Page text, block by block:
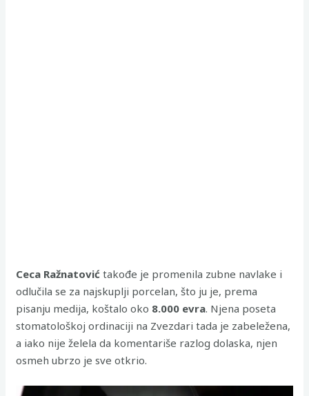
Ceca Ražnatović takođe je promenila zubne navlake i
odlučila se za najskuplji porcelan, što ju je, prema
pisanju medija, koštalo oko 8.000 evra. Njena poseta
stomatološkoj ordinaciji na Zvezdari tada je zabeležena,
a iako nije želela da komentariše razlog dolaska, njen
osmeh ubrzo je sve otkrio.